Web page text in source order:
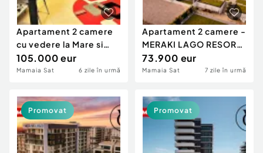
Apartament 2 camere
cu vedere la Mare si
Parcare in Propriet
105.000 eur
Mamaia Sat 6 zile în urmă
Apartament 2 camere -
MERAKI LAGO RESORT
& SPA
73.900 eur
Mamaia Sat 7 zile în urmă
Promovat Promovat